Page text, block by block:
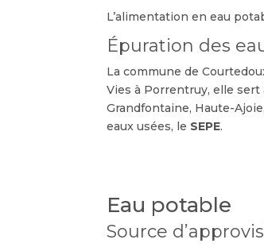
L’alimentation en eau
Épuration des
La commune de
Vies à Porrentruy, elle sert
Grandfontaine, Haute-
eaux usées, le SEPE.
Eau potable
Source